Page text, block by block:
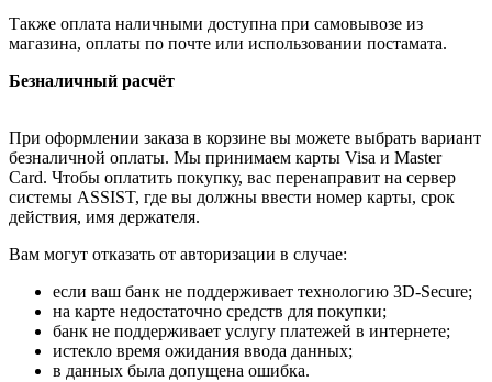
Также оплата наличными доступна при самовывозе из
магазина, оплаты по почте или использовании постамата.
Безналичный расчёт
При оформлении заказа в корзине вы можете выбрать вариант
безналичной оплаты. Мы принимаем карты Visa и Master
Card. Чтобы оплатить покупку, вас перенаправит на сервер
системы ASSIST, где вы должны ввести номер карты, срок
действия, имя держателя.
Вам могут отказать от авторизации в случае:
если ваш банк не поддерживает технологию 3D-Secure;
на карте недостаточно средств для покупки;
банк не поддерживает услугу платежей в интернете;
истекло время ожидания ввода данных;
в данных была допущена ошибка.